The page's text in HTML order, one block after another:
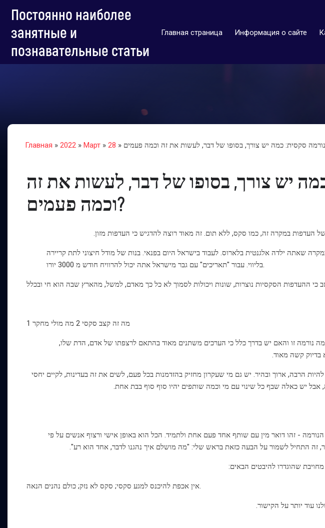
Постоянно наиболее
занятные и
познавательные статьи
Главная страница Информация о сайте
Главная » 2022 » Март » 28
יש צורך, בסופו של דבר, לעשות את זה
וכמה פעמים?
העדפות במקרה זה, כמו סקס, ללא תום. זה מאוד רוצה להדגיש כי העדפות מזון.
שאתה ילדה אלגנטית בלארוס. לעבוד בישראל היום בפנאי. בנות של מודל חיצוני לתת קריירה
בליווי. עבור "תאריכים" עם גבר מישראל אתה יכול להרוויח חודש מ 3000 יורו.
1 מה זה קצב סקסי 2 מה מולי מחקר
מה נורמה זו והאם יש בדרך כלל כי הערכים משתנים מאוד בהתאם לרצפתו של אדם, הדת שלו,
בדיוק קשה מאוד.
הרבה, ארוך ובהיר. יש גם מי שעקרון מחזיק בהזדמנות בכל פעם, לשים את זה בעדינות, לקיים יחסי
יש כאלה שבף כל שינוי עם מי וכמה שותפים יהיו סוף סוף בבת אחת.
- זהו דואר מין עם שותף אחד פעם אחת ולתמיד. הכל הוא באופן אישי ורצוף אנשים על פי
זה התחיל לשמור על הבעה כזאת בראש שלי: "מה מושלם איך נהגנו לדבר, אחד הוא רע".
שהוגדרו להיבטים הבאים:
אין אכפת להיכנס למגע סקסי; סקס לא נזק; כולם נהנים הנאה.
עוד יותר על הקישור.